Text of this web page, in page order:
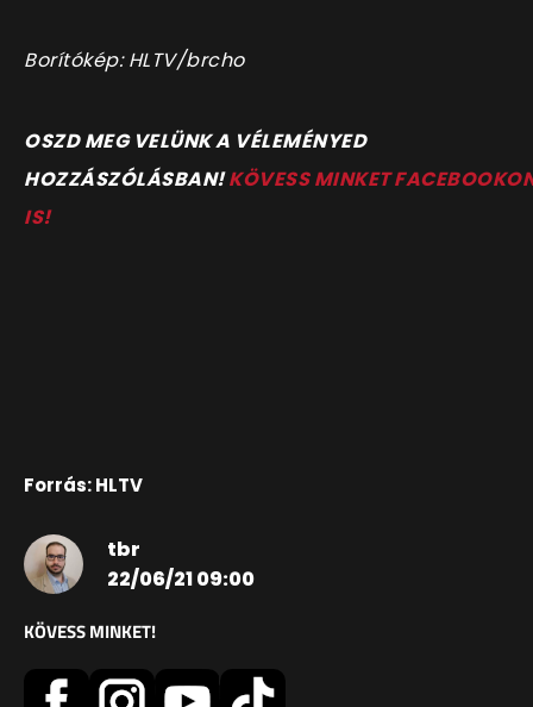
Borítókép: HLTV/brcho
OSZD MEG VELÜNK A VÉLEMÉNYED
HOZZÁSZÓLÁSBAN!KÖVESS MINKET
IS!
Forrás: HLTV
tbr
22/06/21 09:00
KÖVESS MINKET!